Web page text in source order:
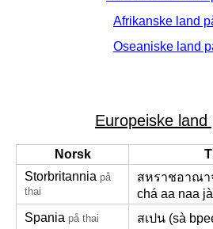
Afrikanske land
Oseaniske land
Europeiske land
Norsk
Storbritannia på
thai
สหราชอาณา
chá aa naa
Spania på thai สเปน (sà